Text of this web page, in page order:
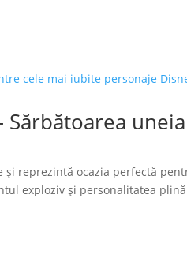
Sărbătoarea
și reprezintă ocazia perfectă
exploziv și personalitatea